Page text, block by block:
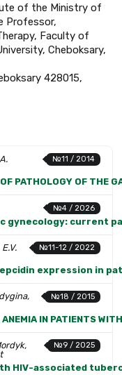
of the Ministry of
Professor,
Faculty of
Cheboksary,
428015,
№11 / 2014
PATHOLOGY OF THE
№4 / 2026
gynecology: current
№11-12 / 2022
expression in
№18 / 2015
IN PATIENTS
№9 / 2025
HIV-associated